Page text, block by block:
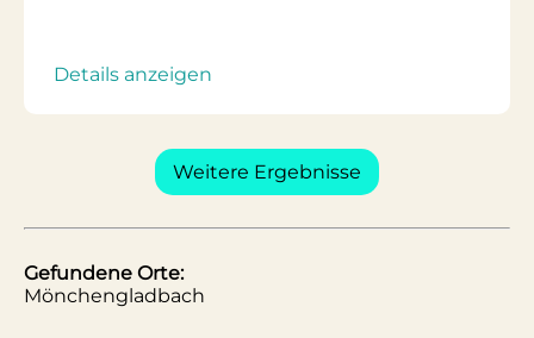
Details anzeigen
Weitere Ergebnisse
Gefundene Orte:
Mönchengladbach